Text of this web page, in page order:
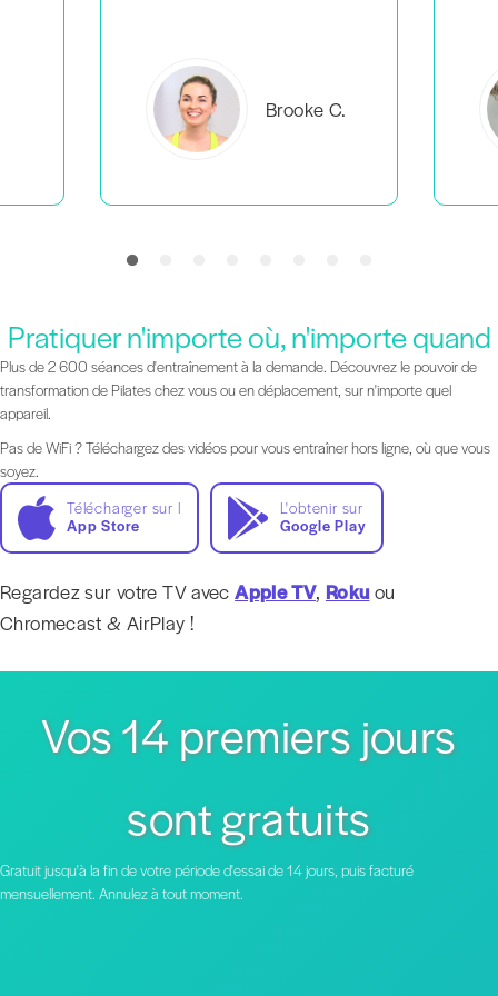
Everlea B.
Pratiquer n'importe où, n'importe quand
Plus de 2 600 séances d'entraînement à la demande. Découvrez le pouvoir de
transformation de Pilates chez vous ou en déplacement, sur n'importe quel
appareil.
Pas de WiFi ? Téléchargez des vidéos pour vous entraîner hors ligne, où que vous
soyez.
Télécharger sur l
App Store
L'obtenir sur
Google Play
Regardez sur votre TV avecApple TV, Roku ou
Chromecast & AirPlay !
Vos 14 premiers jours
sont gratuits
Gratuit jusqu'à la fin de votre période d'essai de 14 jours, puis facturé
mensuellement. Annulez à tout moment.